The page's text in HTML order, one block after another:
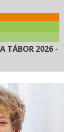
TÁBOR 2026 -